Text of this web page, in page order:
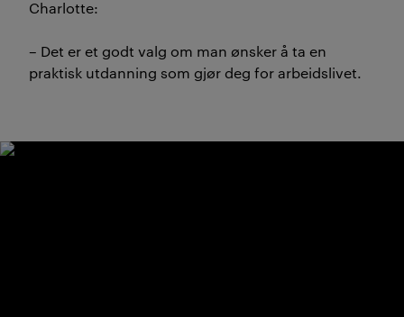
Charlotte:
– Det er et godt valg om man ønsker å ta en
praktisk utdanning som gjør deg for arbeidslivet.